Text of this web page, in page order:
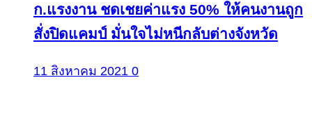
ก.แรงงาน ชดเชยค่าแรง 50% ให้คนงานถูก
สั่งปิดแคมป์ มั่นใจไม่หนีกลับต่างจังหวัด
11 สิงหาคม 2021 0